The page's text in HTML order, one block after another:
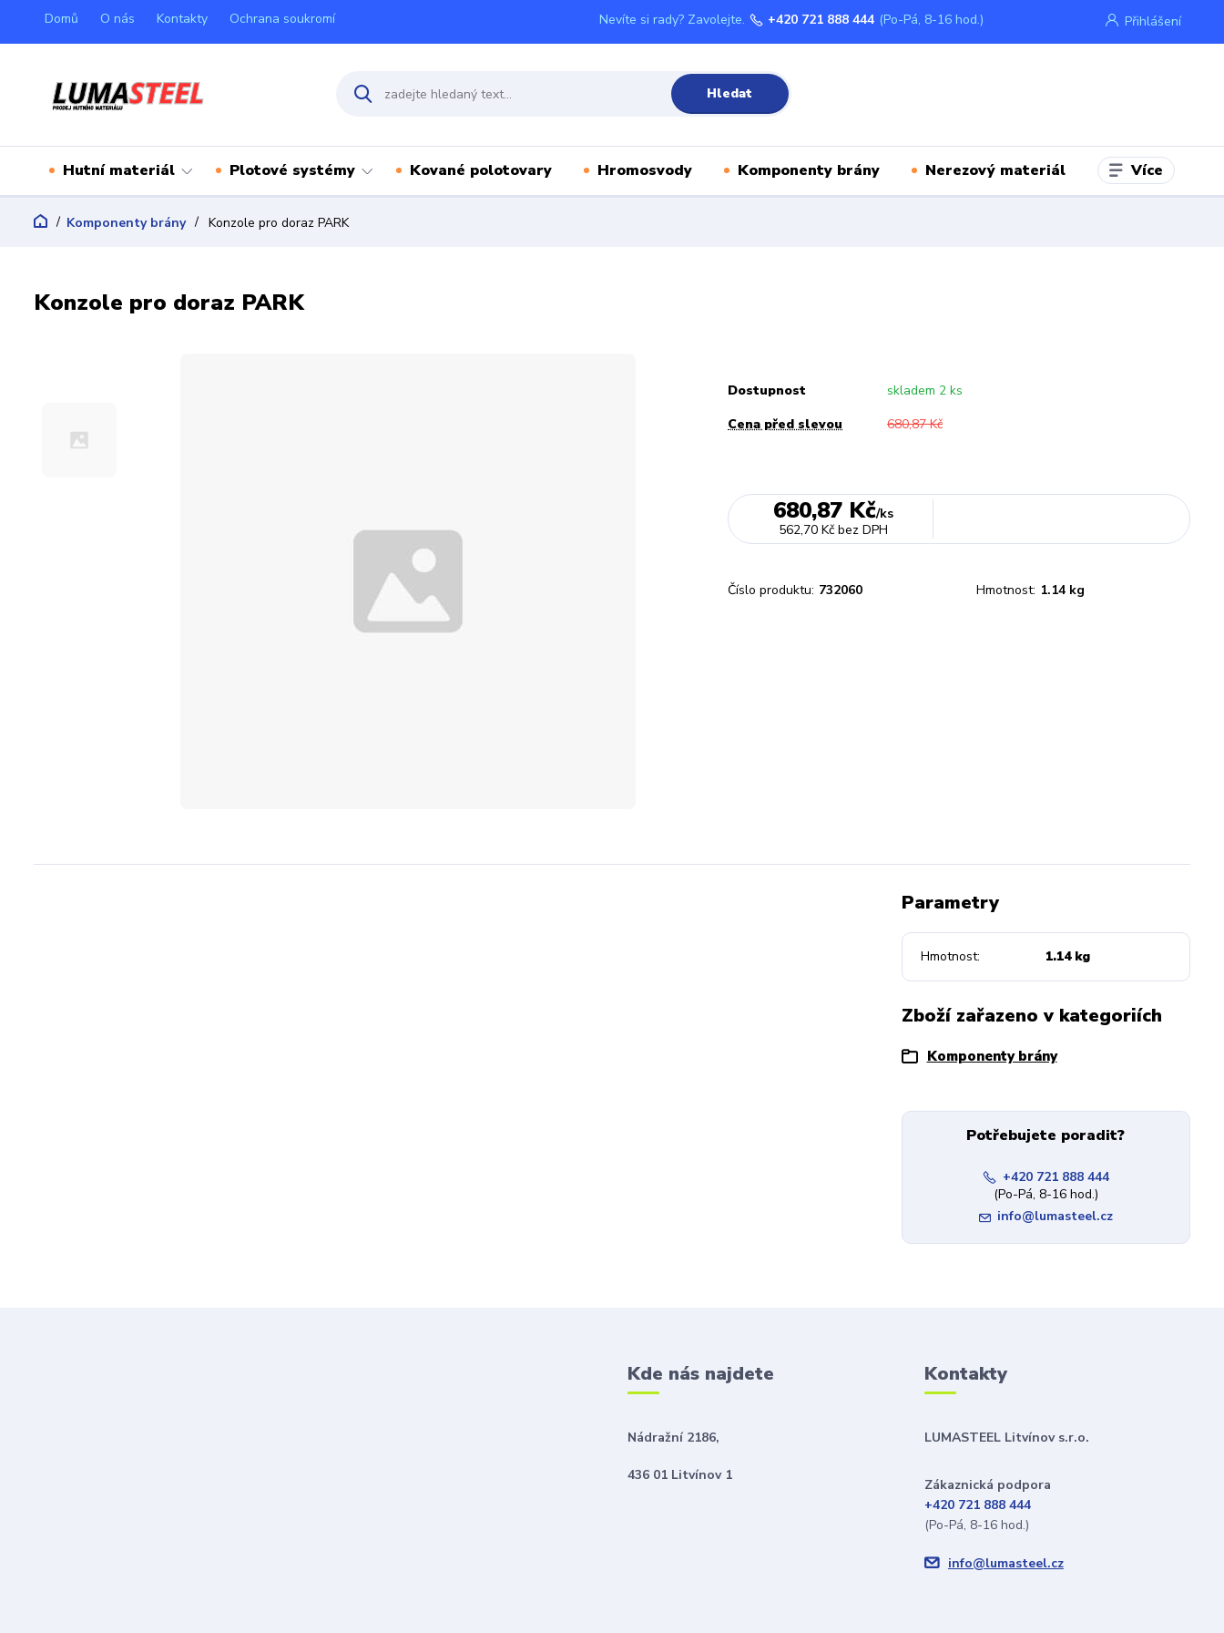
Domů O nás Kontakty Ochrana soukromí Přihlášení
Hledat
Nevíte si rady? Zavolejte. +420 721 888 444 (Po-Pá, 8-16 hod.)
Hutní materiál Plotové systémy Kované polotovary Hromosvody Komponenty brány Nerezový materiál Více
Komponenty brány Konzole pro doraz PARK
Konzole pro doraz PARK
Dostupnost
skladem 2 ks
Cena před slevou
680,87 Kč
680,87 Kč/ks
562,70 Kč bez DPH
Číslo produktu: 732060 Hmotnost: 1.14 kg
Parametry
Hmotnost 1.14 kg
Zboží zařazeno v kategoriích
Komponenty brány
Potřebujete poradit?
+420 721 888 444
(Po-Pá, 8-16 hod.)
info@lumasteel.cz
Kde nás najdete
Nádražní 2186,
436 01 Litvínov 1
Kontakty
LUMASTEEL Litvínov s.r.o.
Zákaznická podpora
+420 721 888 444
(Po-Pá, 8-16 hod.)
info@lumasteel.cz